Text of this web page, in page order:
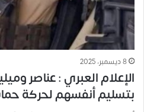
8 ديسمبر، 2025
الإعلام العبري : عناصر
بتسليم أنفسهم لحركة